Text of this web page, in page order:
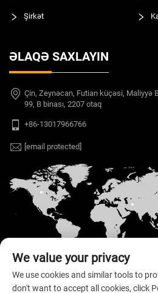
Şirkət
ƏLAQƏ SAXLAYIN
Çin, Zeynəcan, Futian küçəsi, Maliyyə
99, B binası, 2207 otaq
+86-13017966766
[email protected]
We value your privacy
We use cookies and similar tools to
don't want to accept all cookies, click